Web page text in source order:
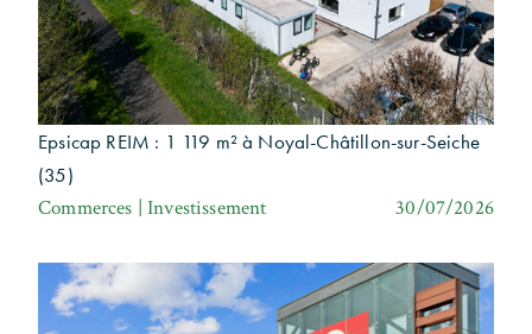
Epsicap REIM : 1 119 m² à Noyal-Châtillon-sur-Seiche
(35)
Commerces | Investissement 30/07/2026